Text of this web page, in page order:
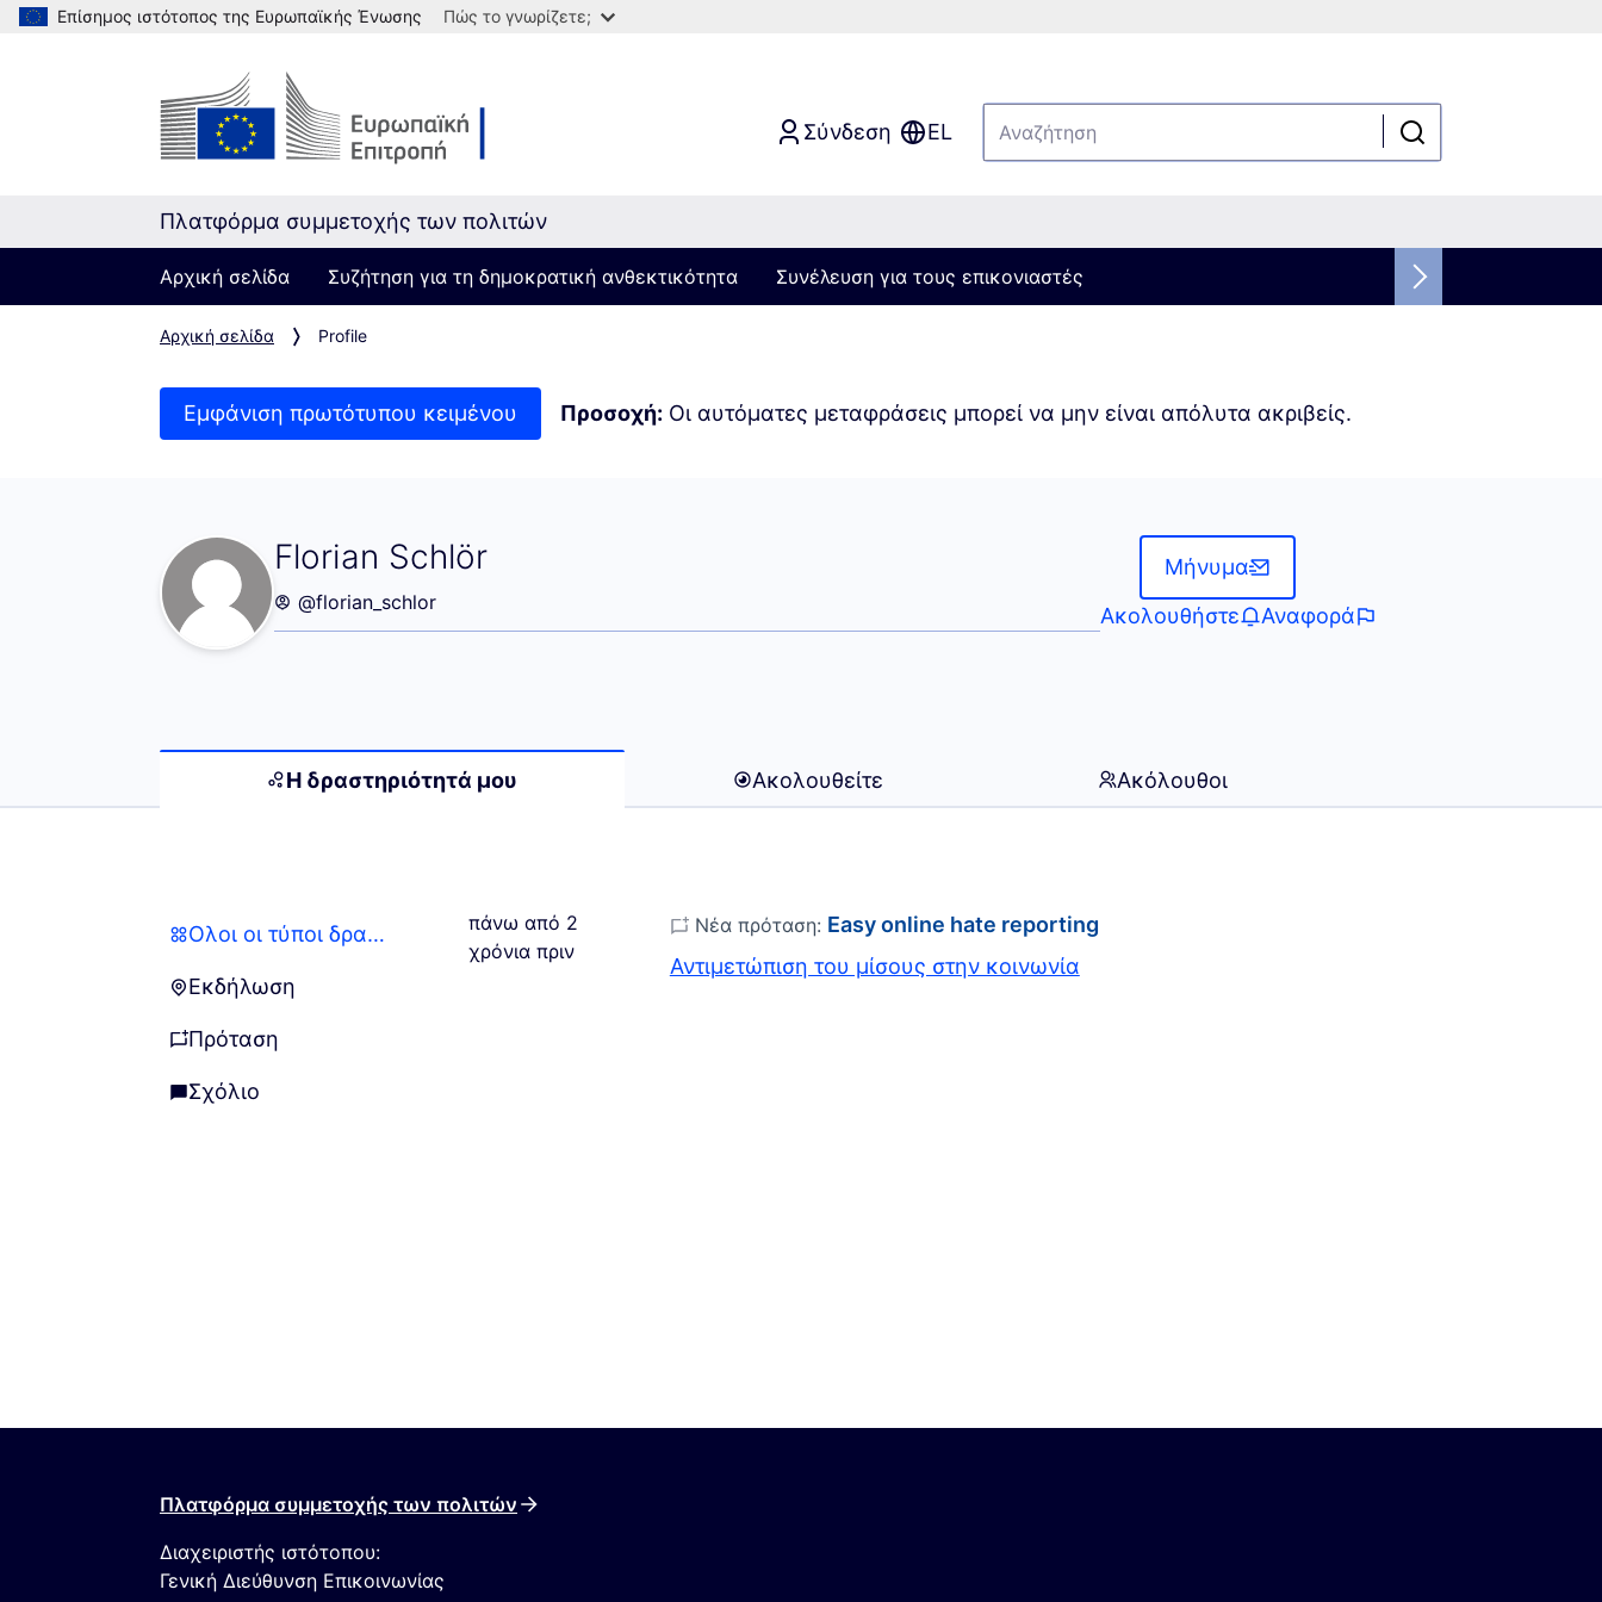
Επίσημος ιστότοπος της Ευρωπαϊκής Ένωσης Πώς το γνωρίζετε;
Σύνδεση EL
Πλατφόρμα συμμετοχής των πολιτών
Αρχική σελίδα Συζήτηση για τη δημοκρατική ανθεκτικότητα Συνέλευση για τους επικονιαστές
Αρχική σελίδα Profile
Εμφάνιση πρωτότυπου κειμένου Προσοχή: Οι αυτόματες μεταφράσεις μπορεί να μην είναι απόλυτα ακριβείς.
Florian Schlör
Η δραστηριότητά μου (Florian Schlör)
@florian_schlor
Μήνυμα
Ακολουθήστε
Αναφορά
Η δραστηριότητά μου Ακολουθείτε Ακόλουθοι
Όλοι οι τύποι δραστηριότητας
Όλοι οι τύποι δραστηριότητας
Εκδήλωση
Εκδήλωση
Πρόταση
Πρόταση
Σχόλιο
Σχόλιο
πάνω από 2
χρόνια πριν
Νέα πρόταση: Easy online hate reporting
Αντιμετώπιση του μίσους στην κοινωνία
Πλατφόρμα συμμετοχής των πολιτών
Διαχειριστής ιστότοπου:
Γενική Διεύθυνση Επικοινωνίας